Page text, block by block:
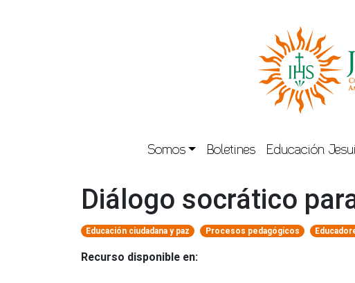
Somos Boletines Educación
Diálogo socrático
Educación ciudadana y paz Procesos pedagógicos
Recurso disponible en: